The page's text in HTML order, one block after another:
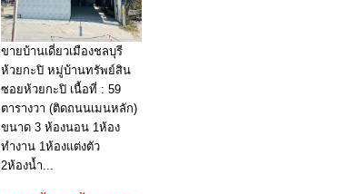
ขายบ้านเดี่ยวเมืองชลบุรี
ห้วยกะปิ หมู่บ้านทรัพย์สิน
ซอยห้วยกะปิ เนื้อที่ : 59
ตารางวา (ติดถนนเมนหลัก)
ขนาด 3 ห้องนอน 1ห้อง
ทำงาน 1ห้องแต่งตัว
2ห้องน้ำ...